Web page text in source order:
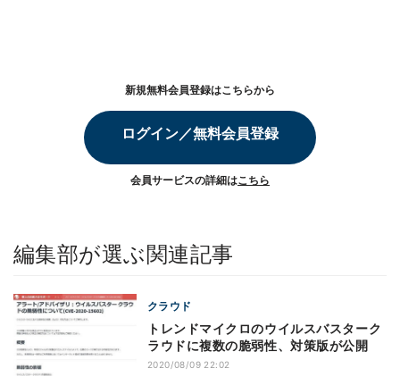
新規無料会員登録はこちらから
ログイン／無料会員登録
会員サービスの詳細はこちら
編集部が選ぶ関連記事
クラウド
トレンドマイクロのウイルスバスターク
ラウドに複数の脆弱性、対策版が公開
2020/08/09 22:02